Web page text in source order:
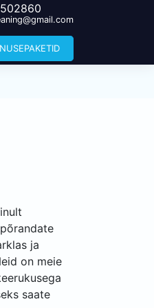
ja
on meie
saate